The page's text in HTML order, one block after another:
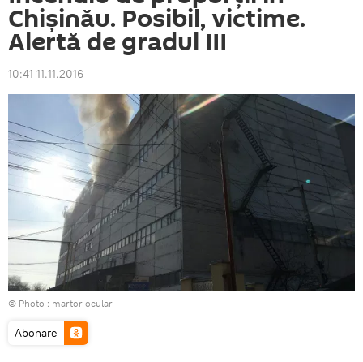
Chişinău. Posibil, victime.
Alertă de gradul III
10:41 11.11.2016
© Photo : martor ocular
Abonare